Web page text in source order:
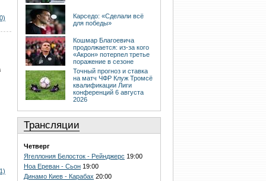
Карседо: «Сделали всё
для победы»
Кошмар Благоевича
продолжается: из-за кого
«Акрон» потерпел третье
поражение в сезоне
Точный прогноз и ставка
на матч ЧФР Клуж Тромсё
квалификации Лиги
конференций 6 августа
2026
Трансляции
Четверг
Ягеллония Белосток - Рейнджерс 19:00
Ноа Ереван - Сьон 19:00
Динамо Киев - Карабах 20:00